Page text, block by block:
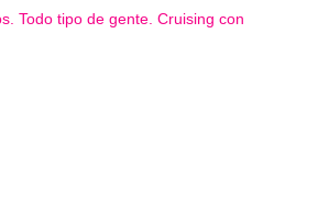
Todo tipo de gente. Cruising con